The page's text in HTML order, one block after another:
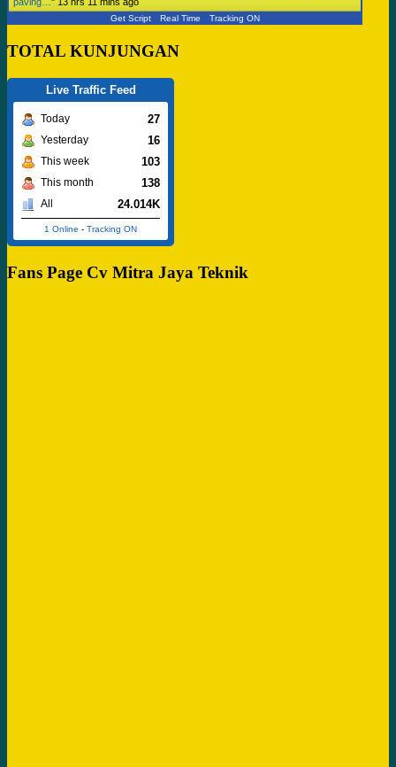
Get Script Real Time Tracking ON
TOTAL KUNJUNGAN
Live Traffic Feed
Today 27
Yesterday 16
This week 103
This month 138
All 24.014K
1 Online - Tracking ON
Fans Page Cv Mitra Jaya Teknik